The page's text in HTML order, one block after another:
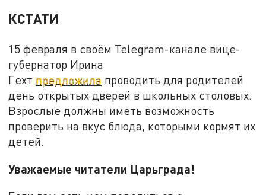
КСТАТИ
15 февраля в своём Telegram-канале вице-
губернатор Ирина
Гехт предложила проводить для родителей
день открытых дверей в школьных столовых.
Взрослые должны иметь возможность
проверить на вкус блюда, которыми кормят их
детей.
Уважаемые читатели Царьграда!